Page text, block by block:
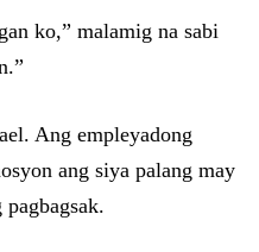
ko,” malamig na sabi
Ang empleyadong
ang siya palang may